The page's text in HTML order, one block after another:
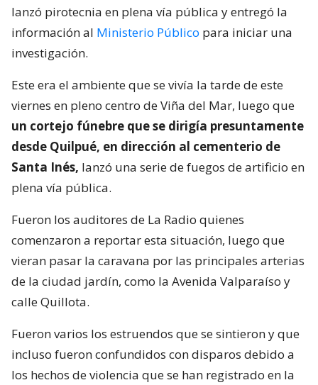
lanzó pirotecnia en plena vía pública y entregó la
información al Ministerio Público para iniciar una
investigación.
Este era el ambiente que se vivía la tarde de este
viernes en pleno centro de Viña del Mar, luego que
un cortejo fúnebre que se dirigía presuntamente
desde Quilpué, en dirección al cementerio de
Santa Inés, lanzó una serie de fuegos de artificio en
plena vía pública.
Fueron los auditores de La Radio quienes
comenzaron a reportar esta situación, luego que
vieran pasar la caravana por las principales arterias
de la ciudad jardín, como la Avenida Valparaíso y
calle Quillota.
Fueron varios los estruendos que se sintieron y que
incluso fueron confundidos con disparos debido a
los hechos de violencia que se han registrado en la